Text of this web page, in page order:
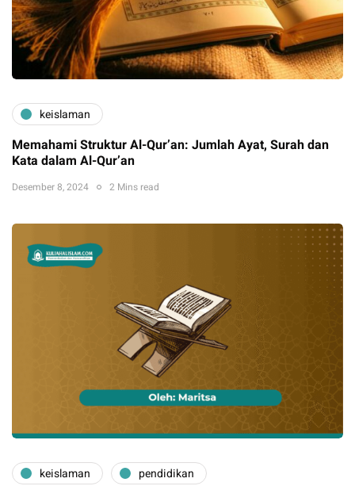
keislaman
Memahami Struktur Al-Qur’an: Jumlah Ayat, Surah dan
Kata dalam Al-Qur’an
Desember 8, 2024 2 Mins read
keislaman pendidikan